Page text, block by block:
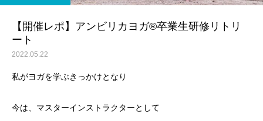
性専用のコンディショニン
グサロンTiare（ティアレ）
【参加者募集】
【開催レポ】アンビリカヨガ®卒業生研修リトリ
ート
2022.05.22
私がヨガを学ぶきっかけとなり
今は、マスターインストラクターとして